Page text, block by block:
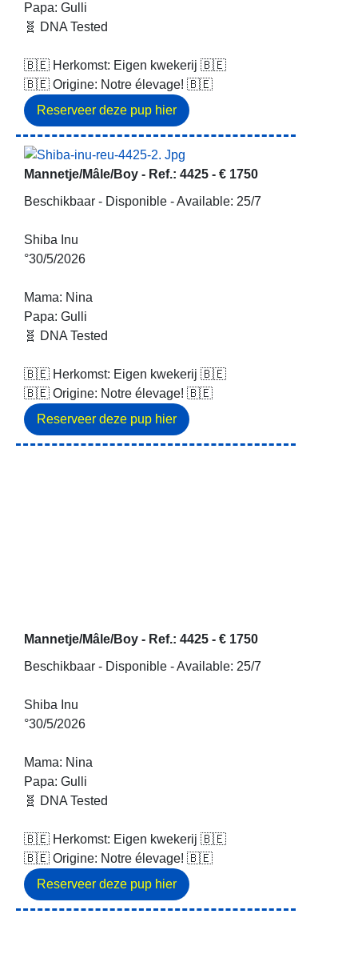
Papa: Gulli
🧬 DNA Tested
🇧🇪 Herkomst: Eigen kwekerij 🇧🇪
🇧🇪 Origine: Notre élevage! 🇧🇪
Mannetje/Mâle/Boy - Ref.: 4425 - € 1750
Beschikbaar - Disponible - Available: 25/7
Shiba Inu
°30/5/2026
Mama: Nina
Papa: Gulli
🧬 DNA Tested
🇧🇪 Herkomst: Eigen kwekerij 🇧🇪
🇧🇪 Origine: Notre élevage! 🇧🇪
Mannetje/Mâle/Boy - Ref.: 4425 - € 1750
Beschikbaar - Disponible - Available: 25/7
Shiba Inu
°30/5/2026
Mama: Nina
Papa: Gulli
🧬 DNA Tested
🇧🇪 Herkomst: Eigen kwekerij 🇧🇪
🇧🇪 Origine: Notre élevage! 🇧🇪